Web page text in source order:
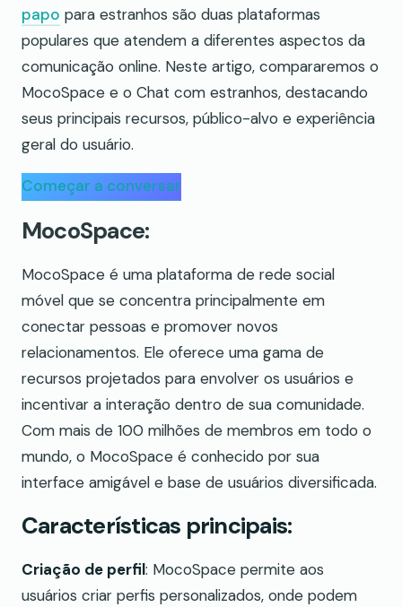
papo para estranhos são duas plataformas
populares que atendem a diferentes aspectos da
comunicação online. Neste artigo, compararemos o
MocoSpace e o Chat com estranhos, destacando
seus principais recursos, público-alvo e experiência
geral do usuário.
Começar a conversar
MocoSpace:
MocoSpace é uma plataforma de rede social
móvel que se concentra principalmente em
conectar pessoas e promover novos
relacionamentos. Ele oferece uma gama de
recursos projetados para envolver os usuários e
incentivar a interação dentro de sua comunidade.
Com mais de 100 milhões de membros em todo o
mundo, o MocoSpace é conhecido por sua
interface amigável e base de usuários diversificada.
Características principais:
Criação de perfil: MocoSpace permite aos
usuários criar perfis personalizados, onde podem